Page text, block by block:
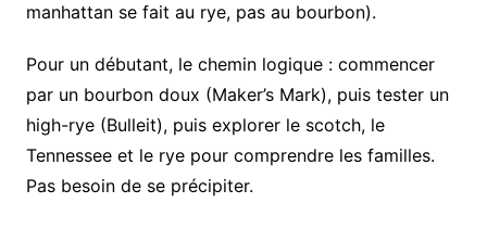
manhattan se fait au rye, pas au bourbon).
Pour un débutant, le chemin logique : commencer
par un bourbon doux (Maker’s Mark), puis tester un
high-rye (Bulleit), puis explorer le scotch, le
Tennessee et le rye pour comprendre les familles.
Pas besoin de se précipiter.